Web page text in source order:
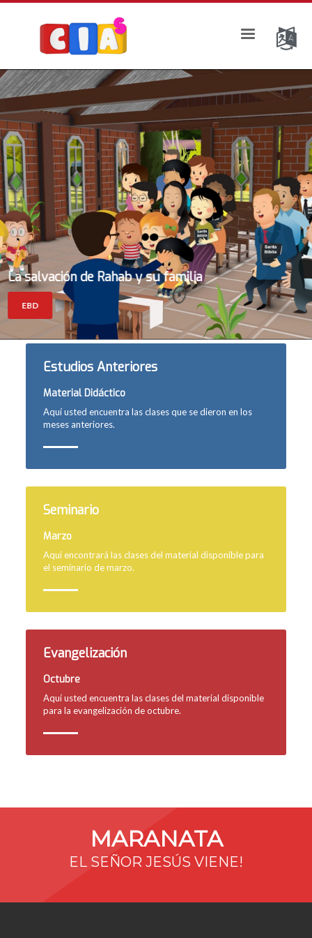
La salvación de Rahab y su familia
EBD
Estudios Anteriores
Material Didáctico
Aquí usted encuentra las clases que se dieron en los
meses anteriores.
Seminario
Marzo
Aquí encontrará las clases del material disponible para
el seminario de marzo.
Evangelización
Octubre
Aquí usted encuentra las clases del material disponible
para la evangelización de octubre.
MARANATA
EL SEÑOR JESÚS VIENE!